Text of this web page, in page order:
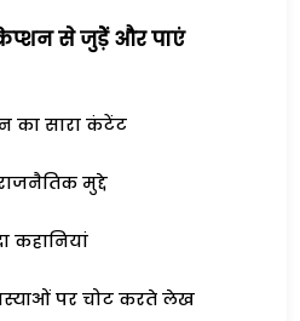
से जुड़ेें और पाएं
का सारा कंटेंट
मुद्दे
कहानियां
पर चोट करते लेख